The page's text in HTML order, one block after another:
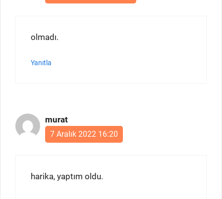
olmadı.
Yanıtla
murat
7 Aralık 2022 16:20
harika, yaptım oldu.